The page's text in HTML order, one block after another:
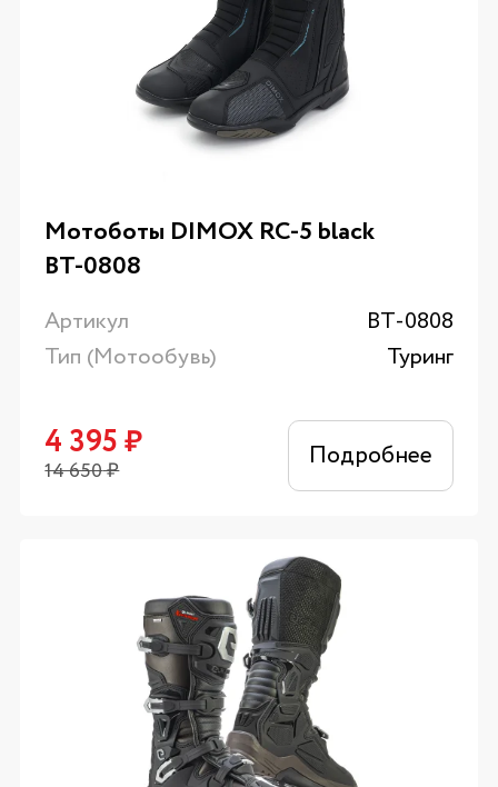
Мотоботы DIMOX RC-5 black
ВТ-0808
Артикул
ВТ-0808
Тип (Мотообувь)
Туринг
4 395₽
14 650₽ Подробнее